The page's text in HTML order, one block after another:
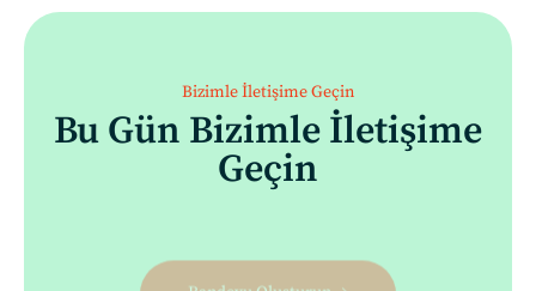
Bizimle İletişime Geçin
Bu Gün Bizimle İletişime
Geçin
Randevu Oluşturun